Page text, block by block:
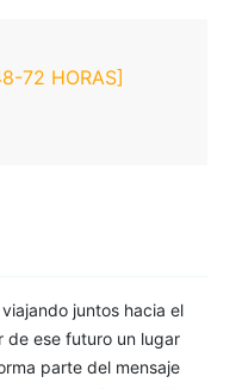
72 HORAS]
juntos hacia el
de ese futuro un lugar
parte del mensaje